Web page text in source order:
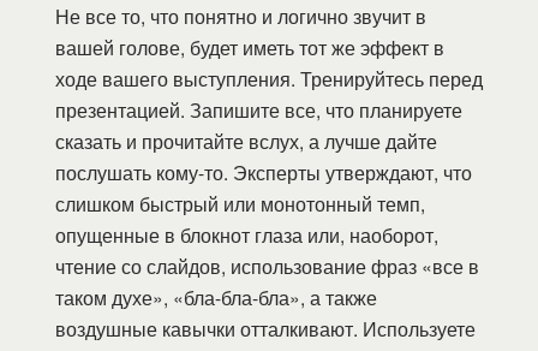
Не все то, что понятно и логично звучит в
вашей голове, будет иметь тот же эффект в
ходе вашего выступления. Тренируйтесь перед
презентацией. Запишите все, что планируете
сказать и прочитайте вслух, а лучше дайте
послушать кому-то. Эксперты утверждают, что
слишком быстрый или монотонный темп,
опущенные в блокнот глаза или, наоборот,
чтение со слайдов, использование фраз «все в
таком духе», «бла-бла-бла», а также
воздушные кавычки отталкивают. Используете